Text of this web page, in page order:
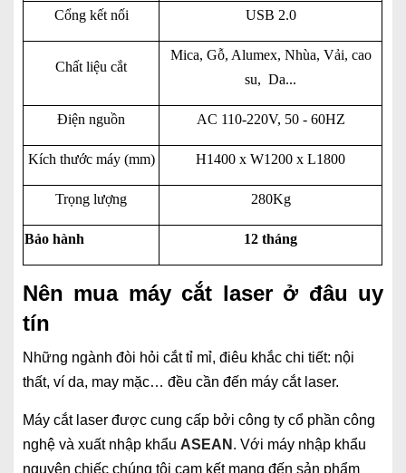
Cổng kết nối USB 2.0
Chất liệu cắt
Mica, Gỗ, Alumex, Nhùa, Vải, cao
su, Da...
Điện nguồn AC 110-220V, 50 - 60HZ
Kích thước máy (mm) H1400 x W1200 x L1800
Trọng lượng 280Kg
Bảo hành 12 tháng
Nên mua máy cắt laser ở đâu uy
tín
Những ngành đòi hỏi cắt tỉ mỉ, điêu khắc chi tiết: nội
thất, ví da, may mặc… đều cần đến máy cắt laser.
Máy cắt laser được cung cấp bởi công ty cổ phần công
nghệ và xuất nhập khẩu ASEAN . Với máy nhập khẩu
nguyên chiếc chúng tôi cam kết mang đến sản phẩm